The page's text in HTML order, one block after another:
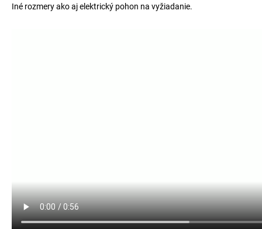
Iné rozmery ako aj elektrický pohon na vyžiadanie.